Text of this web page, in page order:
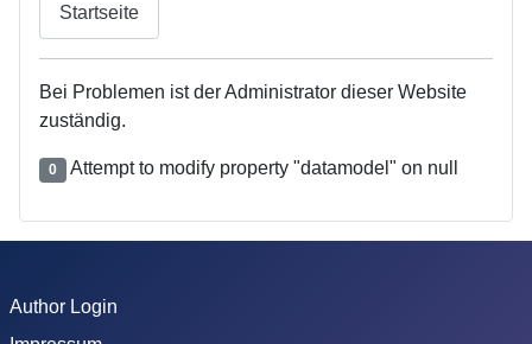
Startseite
Bei Problemen ist der Administrator dieser Website
zuständig.
0 Attempt to modify property "datamodel" on null
Author Login